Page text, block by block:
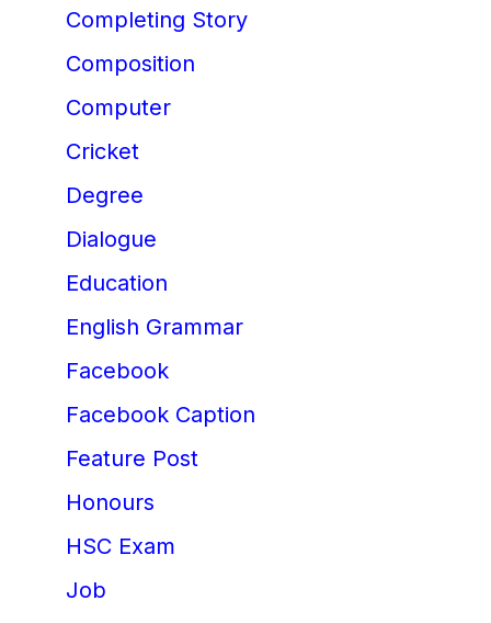
Completing Story
Composition
Computer
Cricket
Degree
Dialogue
Education
English Grammar
Facebook
Facebook Caption
Feature Post
Honours
HSC Exam
Job